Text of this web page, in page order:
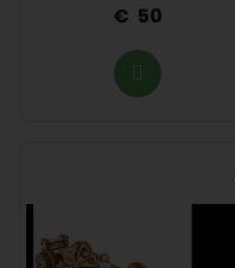
50